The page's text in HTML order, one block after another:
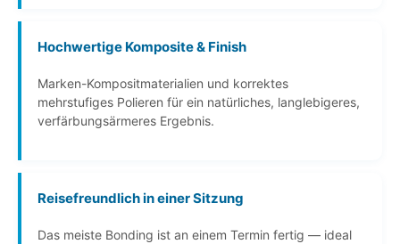
Hochwertige Komposite & Finish
Marken-Kompositmaterialien und korrektes
mehrstufiges Polieren für ein natürliches, langlebigeres,
verfärbungsärmeres Ergebnis.
Reisefreundlich in einer Sitzung
Das meiste Bonding ist an einem Termin fertig — ideal